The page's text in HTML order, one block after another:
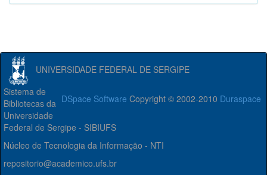
UNIVERSIDADE FEDERAL DE SERGIPE
DSpace Software Copyright © 2002-2010 Duraspace
Sistema de
Bibliotecas da
Universidade
Federal de Sergipe - SIBIUFS
Núcleo de Tecnologia da Informação - NTI
repositorio@academico.ufs.br